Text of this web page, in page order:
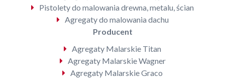
Pistolety do malowania drewna, metalu, ścian
Agregaty do malowania dachu
Producent
Agregaty Malarskie Titan
Agregaty Malarskie Wagner
Agregaty Malarskie Graco